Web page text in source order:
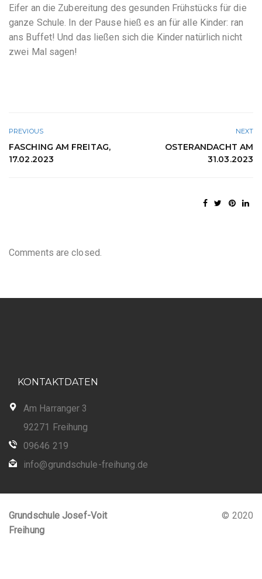
Eifer an die Zubereitung des gesunden Frühstücks für die
ganze Schule. In der Pause hieß es an für alle Kinder: ran
ans Buffet! Und das ließen sich die Kinder natürlich nicht
zwei Mal sagen!
PREVIOUS
FASCHING AM FREITAG,
17.02.2023
NEXT
OSTERANDACHT AM
31.03.2023
Comments are closed.
KONTAKTDATEN
Am Harranger 3
92271 Freihung
09646 219
info@grundschule-freihung.de
Grundschule Josef-Voit
Freihung
© 2020